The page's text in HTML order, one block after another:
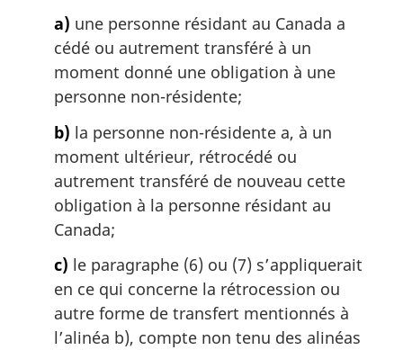
a) une personne résidant au Canada a
cédé ou autrement transféré à un
moment donné une obligation à une
personne non-résidente;
b) la personne non-résidente a, à un
moment ultérieur, rétrocédé ou
autrement transféré de nouveau cette
obligation à la personne résidant au
Canada;
c) le paragraphe (6) ou (7) s’appliquerait
en ce qui concerne la rétrocession ou
autre forme de transfert mentionnés à
l’alinéa b), compte non tenu des alinéas